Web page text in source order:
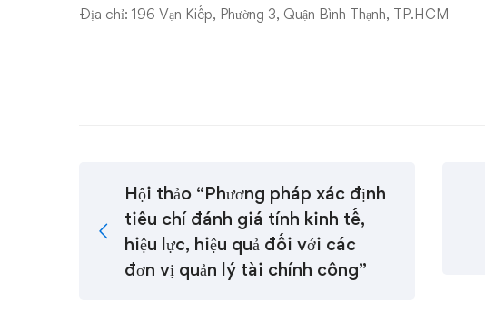
Địa chỉ: 196 Vạn Kiếp, Phường 3, Quận Bình Thạnh, TP.HCM
Hội thảo “Phương pháp xác định
tiêu chí đánh giá tính kinh tế,
hiệu lực, hiệu quả đối với các
đơn vị quản lý tài chính công”